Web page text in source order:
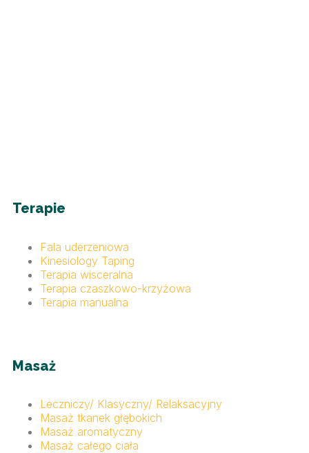
Terapie
Fala uderzeniowa
Kinesiology Taping
Terapia wisceralna
Terapia czaszkowo-krzyżowa
Terapia manualna
Masaż
Leczniczy/ Klasyczny/ Relaksacyjny
Masaż tkanek głębokich
Masaż aromatyczny
Masaż całego ciała